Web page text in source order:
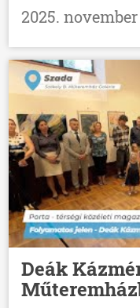
2025. november
Deák